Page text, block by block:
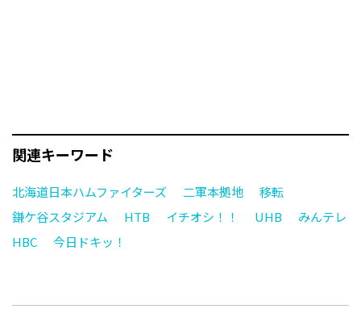
関連キーワード
北海道日本ハムファイターズ 二軍本拠地
移転
鎌ケ谷スタジアム
HTB イチオシ！！ UHB
みんテレ
HBC
今日ドキッ！